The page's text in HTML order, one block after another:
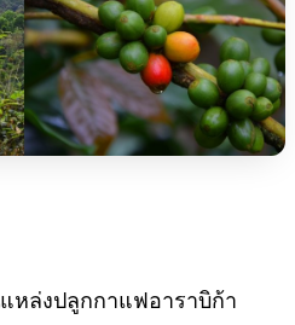
หล่งปลูกกาแฟอาราบิก้า